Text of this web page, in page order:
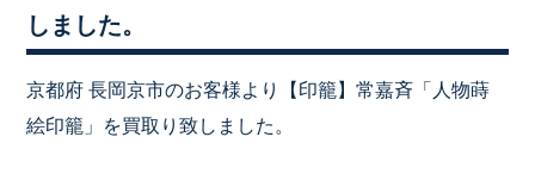
しました。
京都府 長岡京市のお客様より【印籠】常嘉斉「人物蒔
絵印籠」を買取り致しました。